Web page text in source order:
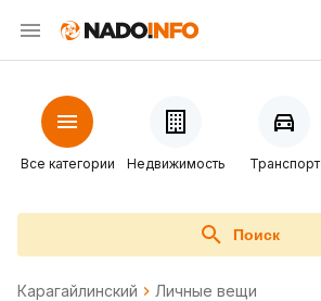
Все категории Недвижимость Транспорт
Поиск
Карагайлинский Личные вещи